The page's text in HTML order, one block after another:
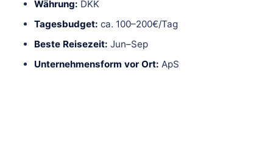
Währung: DKK
Tagesbudget: ca. 100–200€/Tag
Beste Reisezeit: Jun–Sep
Unternehmensform vor Ort: ApS